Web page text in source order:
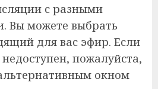
с разными
Вы можете выбрать
для вас эфир. Если
пожалуйста,
окном